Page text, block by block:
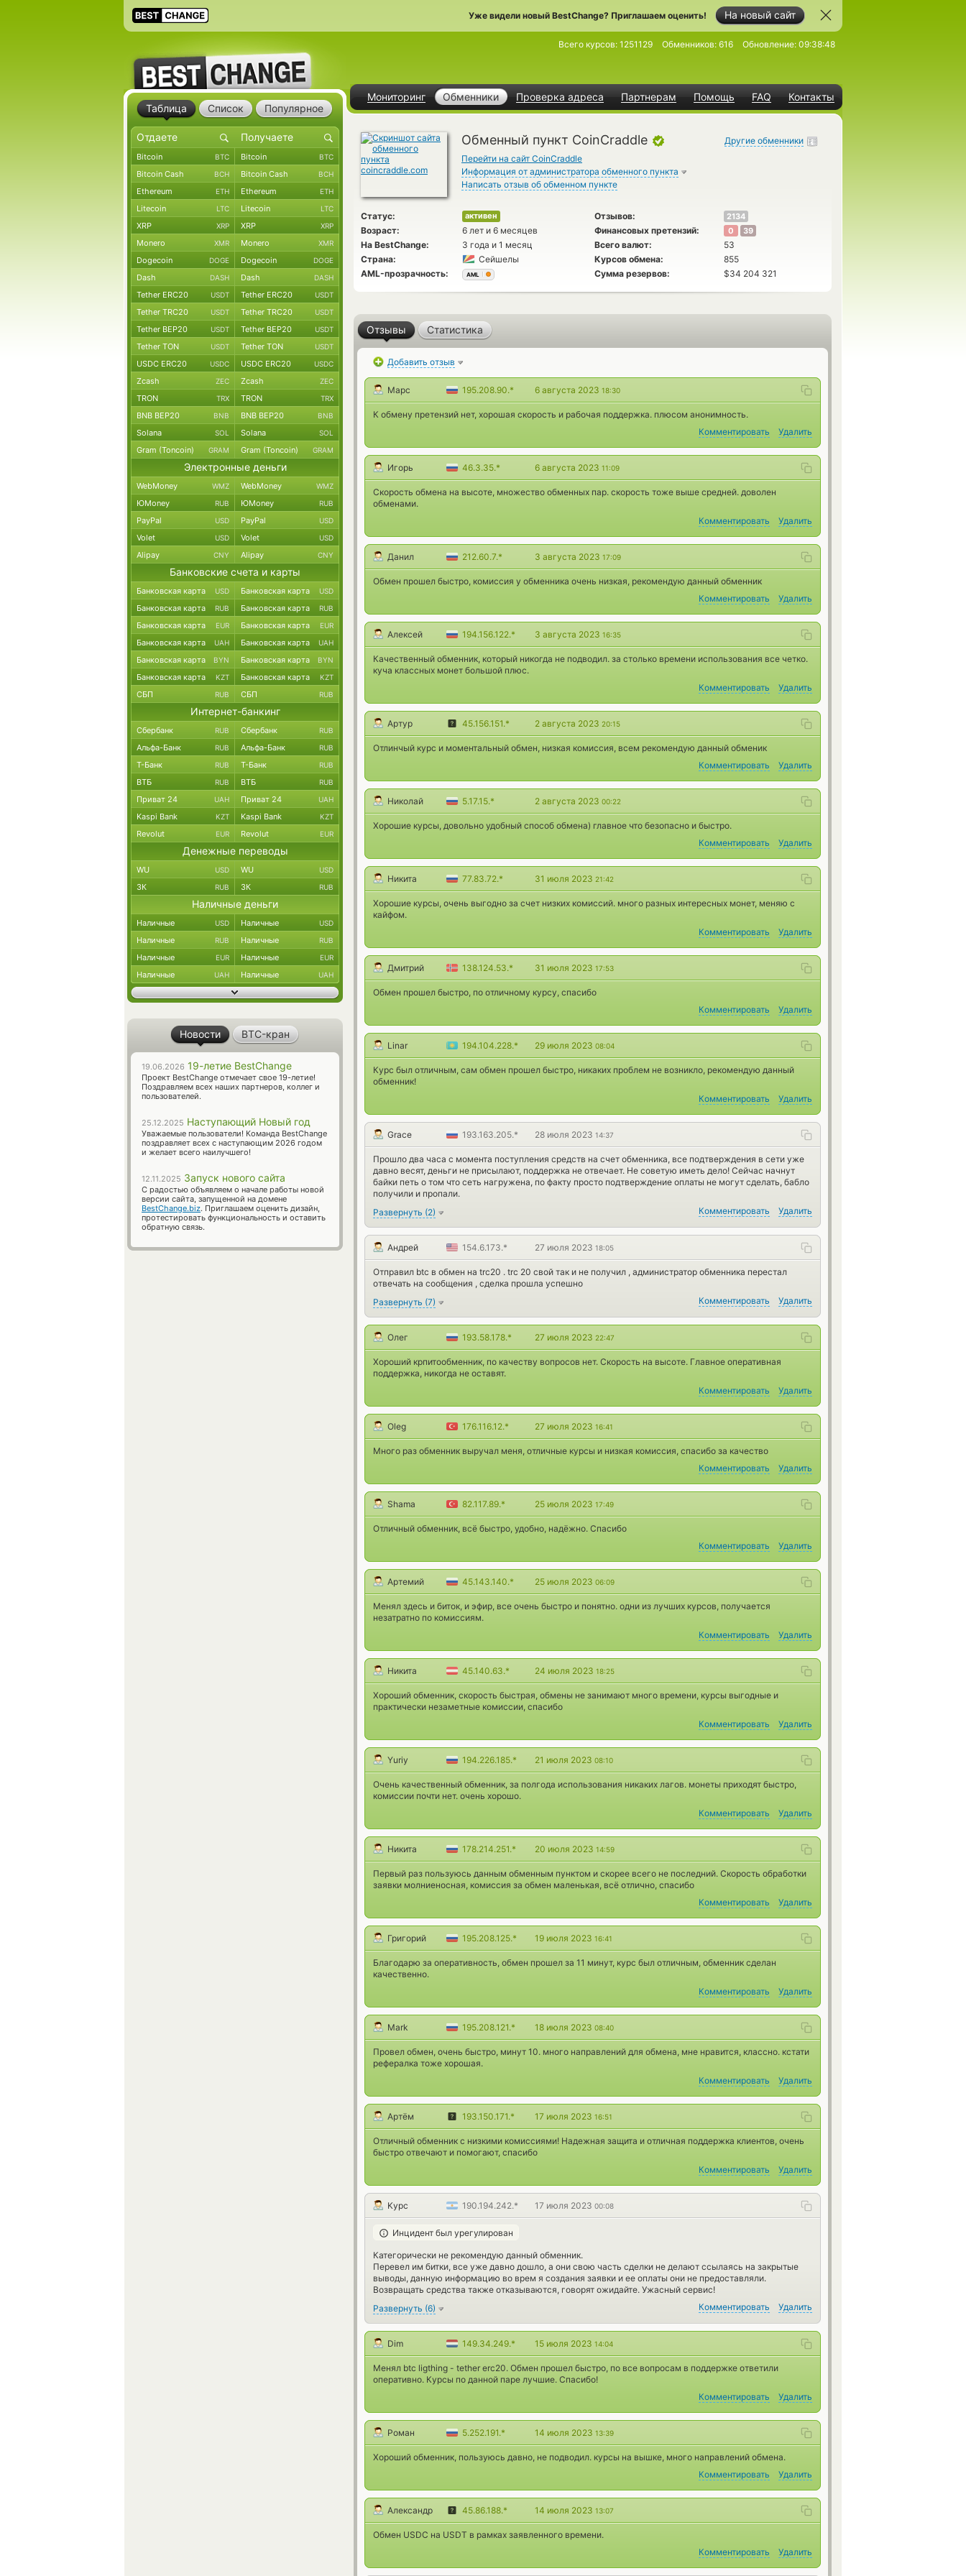
На новый сайт
Уже видели новый BestChange? Приглашаем оценить!
Мониторинг Обменники Проверка адреса Партнерам Помощь FAQ Контакты
Всего курсов: 1251129 Обменников: 616 Обновление: 09:38:48
Обменный пункт CoinCraddle
Перейти на сайт CoinCraddle
Информация от администратора обменного пункта
Написать отзыв об обменном пункте
Другие обменники
Статус: активен Отзывов: 2134
Возраст: 6 лет и 6 месяцев Финансовых претензий: 0 39
На BestChange: 3 года и 1 месяц Всего валют:
53
Страна:
Сейшелы Курсов обмена:
855
AML-прозрачность:
AML Сумма резервов: $34 204 321
Отзывы Статистика
Добавить отзыв
Марс 195.208.90.* 6 августа 2023 18:30
К обмену претензий нет, хорошая скорость и рабочая поддержка. плюсом анонимность.
Комментировать
Удалить
Игорь 46.3.35.* 6 августа 2023 11:09
Скорость обмена на высоте, множество обменных пар. скорость тоже выше средней. доволен
обменами.
Комментировать
Удалить
Данил 212.60.7.* 3 августа 2023 17:09
Обмен прошел быстро, комиссия у обменника очень низкая, рекомендую данный обменник
Комментировать
Удалить
Алексей 194.156.122.* 3 августа 2023 16:35
Качественный обменник, который никогда не подводил. за столько времени использования все четко.
куча классных монет большой плюс.
Комментировать
Удалить
Артур 45.156.151.* 2 августа 2023 20:15
Отлинчый курс и моментальный обмен, низкая комиссия, всем рекомендую данный обменик
Комментировать
Удалить
Николай 5.17.15.* 2 августа 2023 00:22
Хорошие курсы, довольно удобный способ обмена) главное что безопасно и быстро.
Комментировать
Удалить
Никита 77.83.72.* 31 июля 2023 21:42
Хорошие курсы, очень выгодно за счет низких комиссий. много разных интересных монет, меняю с
кайфом.
Комментировать
Удалить
Дмитрий 138.124.53.* 31 июля 2023 17:53
Обмен прошел быстро, по отличному курсу, спасибо
Комментировать
Удалить
Linar 194.104.228.* 29 июля 2023 08:04
Курс был отличным, сам обмен прошел быстро, никаких проблем не возникло, рекомендую данный
обменник!
Комментировать
Удалить
Grace 193.163.205.* 28 июля 2023 14:37
Прошло два часа с момента поступления средств на счет обменника, все подтверждения в сети уже
давно весят, деньги не присылают, поддержка не отвечает. Не советую иметь дело! Сейчас начнут
байки петь о том что сеть нагружена, по факту просто подтверждение оплаты не могут сделать, бабло
получили и пропали.
Развернуть (2) Комментировать Удалить
Андрей 154.6.173.* 27 июля 2023 18:05
Отправил btc в обмен на trc20 . trc 20 свой так и не получил , администратор обменника перестал
отвечать на сообщения , сделка прошла успешно
Развернуть (7) Комментировать Удалить
Олег 193.58.178.* 27 июля 2023 22:47
Хороший крпитообменник, по качеству вопросов нет. Скорость на высоте. Главное оперативная
поддержка, никогда не оставят.
Комментировать
Удалить
Oleg 176.116.12.* 27 июля 2023 16:41
Много раз обменник выручал меня, отличные курсы и низкая комиссия, спасибо за качество
Комментировать
Удалить
Shama 82.117.89.* 25 июля 2023 17:49
Отличный обменник, всё быстро, удобно, надёжно. Спасибо
Комментировать
Удалить
Артемий 45.143.140.* 25 июля 2023 06:09
Менял здесь и биток, и эфир, все очень быстро и понятно. одни из лучших курсов, получается
незатратно по комиссиям.
Комментировать
Удалить
Никита 45.140.63.* 24 июля 2023 18:25
Хороший обменник, скорость быстрая, обмены не занимают много времени, курсы выгодные и
практически незаметные комиссии, спасибо
Комментировать
Удалить
Yuriy 194.226.185.* 21 июля 2023 08:10
Очень качественный обменник, за полгода использования никаких лагов. монеты приходят быстро,
комиссии почти нет. очень хорошо.
Комментировать
Удалить
Никита 178.214.251.* 20 июля 2023 14:59
Первый раз пользуюсь данным обменным пунктом и скорее всего не последний. Скорость обработки
заявки молниеносная, комиссия за обмен маленькая, всё отлично, спасибо
Комментировать
Удалить
Григорий 195.208.125.* 19 июля 2023 16:41
Благодарю за оперативность, обмен прошел за 11 минут, курс был отличным, обменник сделан
качественно.
Комментировать
Удалить
Mark 195.208.121.* 18 июля 2023 08:40
Провел обмен, очень быстро, минут 10. много направлений для обмена, мне нравится, классно. кстати
рефералка тоже хорошая.
Комментировать
Удалить
Артём 193.150.171.* 17 июля 2023 16:51
Отличный обменник с низкими комиссиями! Надежная защита и отличная поддержка клиентов, очень
быстро отвечают и помогают, спасибо
Комментировать
Удалить
Kypc 190.194.242.* 17 июля 2023 00:08
Инцидент был урегулирован
Категорически не рекомендую данный обменник.
Перевел им битки, все уже давно дошло, а они свою часть сделки не делают ссылаясь на закрытые
выводы, данную информацию во врем я создания заявки и ее оплаты они не предоставляли.
Возвращать средства также отказываются, говорят ожидайте. Ужасный сервис!
Развернуть (6) Комментировать Удалить
Dim 149.34.249.* 15 июля 2023 14:04
Менял btc ligthing - tether erc20. Обмен прошел быстро, по все вопросам в поддержке ответили
оперативно. Курсы по данной паре лучшие. Спасибо!
Комментировать
Удалить
Роман 5.252.191.* 14 июля 2023 13:39
Хороший обменник, пользуюсь давно, не подводил. курсы на вышке, много направлений обмена.
Комментировать
Удалить
Александр 45.86.188.* 14 июля 2023 13:07
Обмен USDC на USDT в рамках заявленного времени.
Комментировать
Удалить
Таблица Список Популярное
Bitcoin BTC Bitcoin BTC
Bitcoin Cash BCH Bitcoin Cash BCH
Ethereum ETH Ethereum ETH
Litecoin LTC Litecoin LTC
XRP XRP XRP XRP
Monero XMR Monero XMR
Dogecoin DOGE Dogecoin DOGE
Dash DASH Dash DASH
Tether ERC20 USDT Tether ERC20 USDT
Tether TRC20 USDT Tether TRC20 USDT
Tether BEP20 USDT Tether BEP20 USDT
Tether TON USDT Tether TON USDT
USDC ERC20 USDC USDC ERC20 USDC
Zcash ZEC Zcash ZEC
TRON TRX TRON TRX
BNB BEP20 BNB BNB BEP20 BNB
Solana SOL Solana SOL
Gram (Toncoin) GRAM Gram (Toncoin) GRAM
Электронные деньги
WebMoney WMZ WebMoney WMZ
ЮMoney RUB ЮMoney RUB
PayPal USD PayPal USD
Volet USD Volet USD
Alipay CNY Alipay CNY
Банковские счета и карты
Банковская карта USD Банковская карта USD
Банковская карта RUB Банковская карта RUB
Банковская карта EUR Банковская карта EUR
Банковская карта UAH Банковская карта UAH
Банковская карта BYN Банковская карта BYN
Банковская карта KZT Банковская карта KZT
СБП RUB СБП RUB
Интернет-банкинг
Сбербанк RUB Сбербанк RUB
Альфа-Банк RUB Альфа-Банк RUB
Т-Банк RUB Т-Банк RUB
ВТБ RUB ВТБ RUB
Приват 24 UAH Приват 24 UAH
Kaspi Bank KZT Kaspi Bank KZT
Revolut EUR Revolut EUR
Денежные переводы
WU USD WU USD
ЗК RUB ЗК RUB
Наличные деньги
Наличные USD Наличные USD
Наличные RUB Наличные RUB
Наличные EUR Наличные EUR
Наличные UAH Наличные UAH
Новости BTC-кран
19.06.2026 19-летие BestChange
Проект BestChange отмечает свое 19-летие!
Поздравляем всех наших партнеров, коллег и
пользователей.
25.12.2025 Наступающий Новый год
Уважаемые пользователи! Команда BestChange
поздравляет всех с наступающим 2026 годом
и желает всего наилучшего!
12.11.2025 Запуск нового сайта
С радостью объявляем о начале работы новой
версии сайта, запущенной на домене
BestChange.biz. Приглашаем оценить дизайн,
протестировать функциональность и оставить
обратную связь.